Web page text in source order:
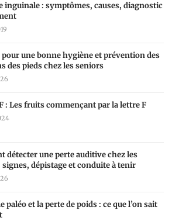
inguinale : symptômes, causes, diagnostic
pour une bonne hygiène et prévention des
des pieds chez les seniors
: Les fruits commençant par la lettre F
détecter une perte auditive chez les
dépistage et conduite à tenir
paléo et la perte de poids : ce que l’on sait